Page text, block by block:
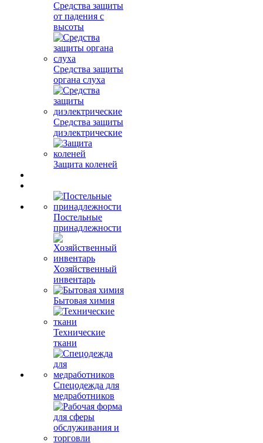
Средства защиты
от падения с
высоты
Средства защиты
органа слуха
Средства защиты
диэлектрические
Защита коленей
Постельные
принадлежности
Хозяйственный
инвентарь
Бытовая химия
Технические
ткани
Спецодежда для
медработников